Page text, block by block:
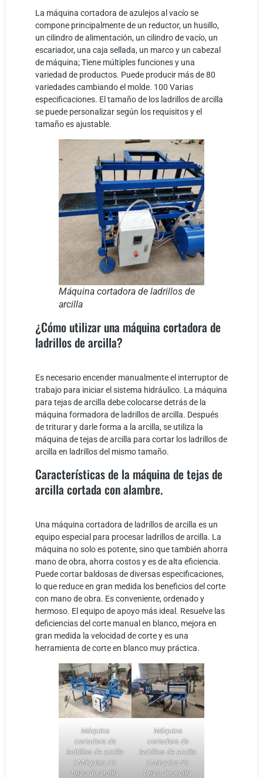
La máquina cortadora de azulejos al vacío se
compone principalmente de un reductor, un husillo,
un cilindro de alimentación, un cilindro de vacío, un
escariador, una caja sellada, un marco y un cabezal
de máquina; Tiene múltiples funciones y una
variedad de productos. Puede producir más de 80
variedades cambiando el molde. 100 Varias
especificaciones. El tamaño de los ladrillos de arcilla
se puede personalizar según los requisitos y el
tamaño es ajustable.
Máquina cortadora de ladrillos de
arcilla
¿Cómo utilizar una máquina cortadora de
ladrillos de arcilla?
Es necesario encender manualmente el interruptor de
trabajo para iniciar el sistema hidráulico. La máquina
para tejas de arcilla debe colocarse detrás de la
máquina formadora de ladrillos de arcilla. Después
de triturar y darle forma a la arcilla, se utiliza la
máquina de tejas de arcilla para cortar los ladrillos de
arcilla en ladrillos del mismo tamaño.
Características de la máquina de tejas de
arcilla cortada con alambre.
Una máquina cortadora de ladrillos de arcilla es un
equipo especial para procesar ladrillos de arcilla. La
máquina no solo es potente, sino que también ahorra
mano de obra, ahorra costos y es de alta eficiencia.
Puede cortar baldosas de diversas especificaciones,
lo que reduce en gran medida los beneficios del corte
con mano de obra. Es conveniente, ordenado y
hermoso. El equipo de apoyo más ideal. Resuelve las
deficiencias del corte manual en blanco, mejora en
gran medida la velocidad de corte y es una
herramienta de corte en blanco muy práctica.
Máquina
cortadora de
ladrillos de arcilla
| Máquina de
tejas de arcilla
Máquina
cortadora de
ladrillos de arcilla
| Máquina de
tejas de arcilla